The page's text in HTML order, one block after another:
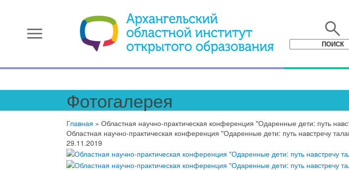
menu search
Фотогалерея
Главная »Областная научно-практическая конференция "Одаренные дети: путь
Областная научно-практическая конференция "Одаренные дети: путь навстречу
29.11.2019